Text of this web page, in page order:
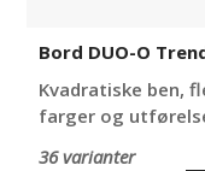
Bord DUO-O
Kvadratiske ben,
farger og
36 varianter